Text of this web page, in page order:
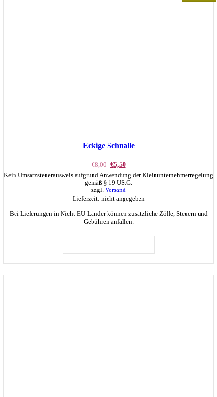
Eckige Schnalle
€8,00 Ursprünglicher
Preis
war:
€8,00
€5,50Aktueller
Preis
ist:
€5,50.
Kein Umsatzsteuerausweis aufgrund Anwendung der Kleinunternehmerregelung
gemäß § 19 UStG.
zzgl. Versand
Lieferzeit: nicht angegeben
Bei Lieferungen in Nicht-EU-Länder können zusätzliche Zölle, Steuern und
Gebühren anfallen.